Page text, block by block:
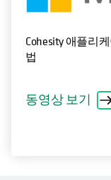
Cohesity 애플리
법
동영상 보기